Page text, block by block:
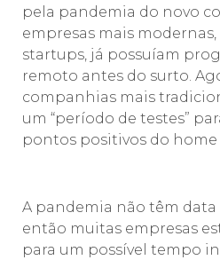
pela pandemia do novo
empresas mais
startups, já possuíam
remoto antes do surto.
companhias mais
um “período de testes”
pontos positivos do home
A pandemia não têm
então muitas empresas
para um possível tempo